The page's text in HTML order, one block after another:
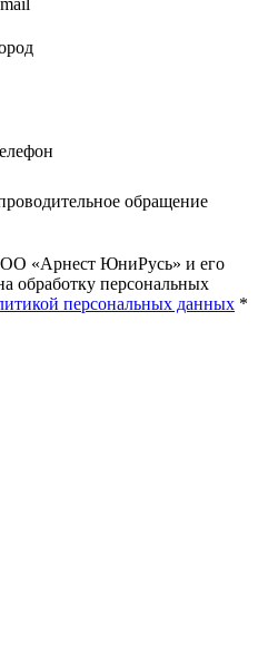
обращение
«Арнест ЮниРусь» и его
обработку персональных
персональных данных *